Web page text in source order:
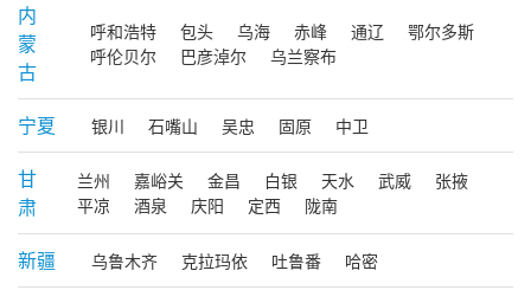
内
蒙
古
呼和浩特 包头 乌海 赤峰 通辽
鄂尔多斯
呼伦贝尔
巴彦淖尔 乌兰察布
宁夏 银川 石嘴山 吴忠 固原 中卫
甘
肃
兰州 嘉峪关 金昌 白银 天水 武威
张掖
平凉
酒泉 庆阳 定西 陇南
新疆 乌鲁木齐 克拉玛依 吐鲁番 哈密